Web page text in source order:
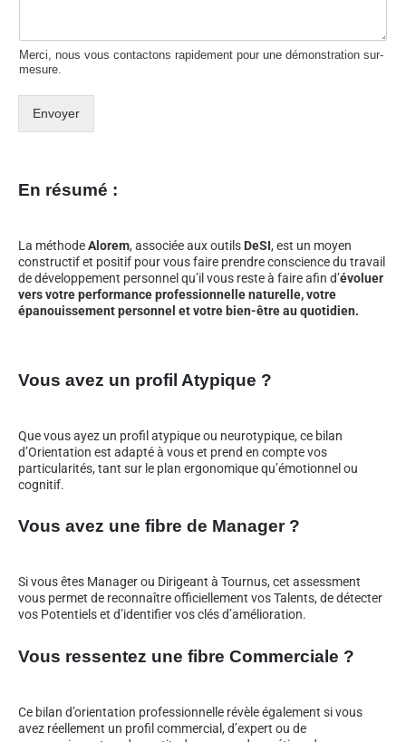
Merci, nous vous contactons rapidement pour une démonstration sur-
mesure.
Envoyer
En résumé :
La méthodeAlorem, associée aux outils DeSI, est un moyen
constructif et positif pour vous faire prendre conscience du travail
de développement personnel qu’il vous reste à faire afin d’évoluer
vers votre performance professionnelle naturelle, votre
épanouissement personnel et votre bien-être au quotidien.
Vous avez un profil Atypique ?
Que vous ayez un profil atypique ou neurotypique, ce bilan
d’Orientation est adapté à vous et prend en compte vos
particularités, tant sur le plan ergonomique qu’émotionnel ou
cognitif.
Vous avez une fibre de Manager ?
Si vous êtes Manager ou Dirigeant à Tournus, cet assessment
vous permet de reconnaître officiellement vos Talents, de détecter
vos Potentiels et d’identifier vos clés d’amélioration.
Vous ressentez une fibre Commerciale ?
Ce bilan d’orientation professionnelle révèle également si vous
avez réellement un profil commercial, d’expert ou de